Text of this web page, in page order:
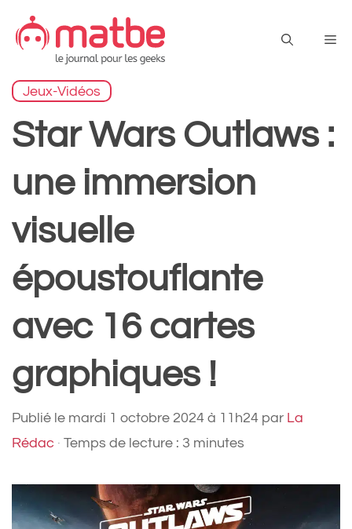
contenu
Jeux-Vidéos
Star Wars Outlaws :
une immersion
visuelle
époustouflante
avec 16 cartes
graphiques !
Publié le mardi 1 octobre 2024 à 11h24 par La
Rédac · Temps de lecture : 3 minutes